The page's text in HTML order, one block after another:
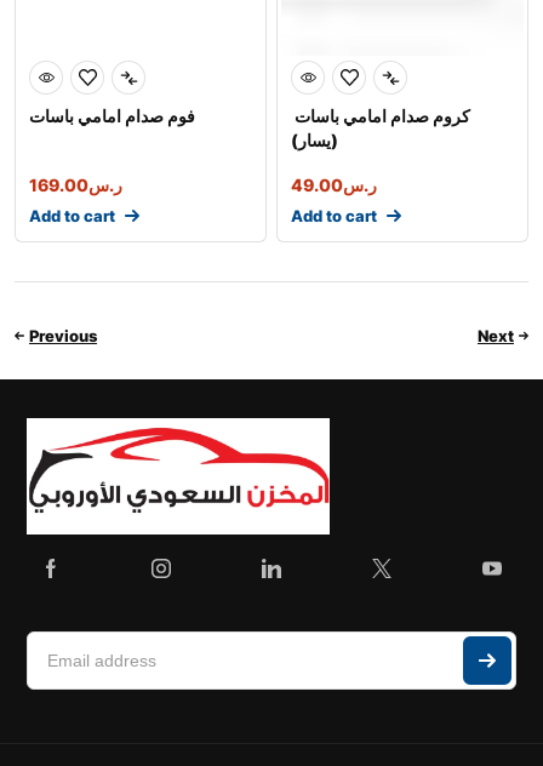
فوم صدام امامي باسات
ر.س169.00
Add to cart
(يسار)
ر.س49.00
Add to cart
Previous Next